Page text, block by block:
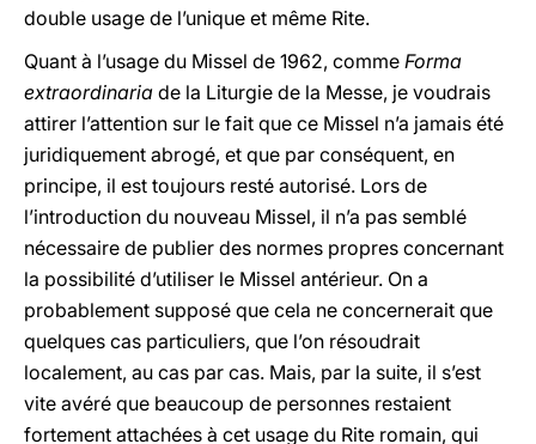
double usage de l’unique et même Rite.
Quant à l’usage du Missel de 1962, comme Forma
extraordinaria de la Liturgie de la Messe, je voudrais
attirer l’attention sur le fait que ce Missel n’a jamais été
juridiquement abrogé, et que par conséquent, en
principe, il est toujours resté autorisé. Lors de
l’introduction du nouveau Missel, il n’a pas semblé
nécessaire de publier des normes propres concernant
la possibilité d’utiliser le Missel antérieur. On a
probablement supposé que cela ne concernerait que
quelques cas particuliers, que l’on résoudrait
localement, au cas par cas. Mais, par la suite, il s’est
vite avéré que beaucoup de personnes restaient
fortement attachées à cet usage du Rite romain, qui